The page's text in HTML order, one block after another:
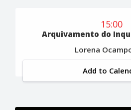
15:00
Arquivamento do
Lorena
Add to